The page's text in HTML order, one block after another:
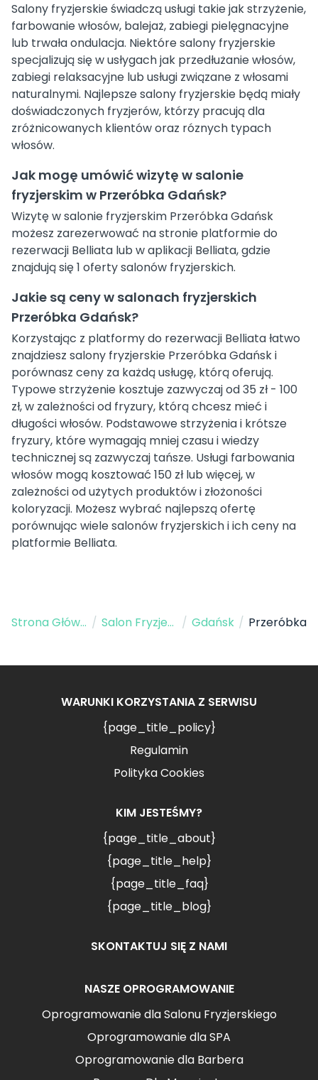
Salony fryzjerskie świadczą usługi takie jak strzyżenie,
farbowanie włosów, balejaż, zabiegi pielęgnacyjne
lub trwała ondulacja. Niektóre salony fryzjerskie
specjalizują się w usłygach jak przedłużanie włosów,
zabiegi relaksacyjne lub usługi związane z włosami
naturalnymi. Najlepsze salony fryzjerskie będą miały
doświadczonych fryzjerów, którzy pracują dla
zróżnicowanych klientów oraz róznych typach
włosów.
Jak mogę umówić wizytę w salonie
fryzjerskim w Przeróbka Gdańsk?
Wizytę w salonie fryzjerskim Przeróbka Gdańsk
możesz zarezerwować na stronie platformie do
rezerwacji Belliata lub w aplikacji Belliata, gdzie
znajdują się 1 oferty salonów fryzjerskich.
Jakie są ceny w salonach fryzjerskich
Przeróbka Gdańsk?
Korzystając z platformy do rezerwacji Belliata łatwo
znajdziesz salony fryzjerskie Przeróbka Gdańsk i
porównasz ceny za każdą usługę, którą oferują.
Typowe strzyżenie kosztuje zazwyczaj od 35 zł - 100
zł, w zależności od fryzury, którą chcesz mieć i
długości włosów. Podstawowe strzyżenia i krótsze
fryzury, które wymagają mniej czasu i wiedzy
technicznej są zazwyczaj tańsze. Usługi farbowania
włosów mogą kosztować 150 zł lub więcej, w
zależności od użytych produktów i złożoności
koloryzacji. Możesz wybrać najlepszą ofertę
porównując wiele salonów fryzjerskich i ich ceny na
platformie Belliata.
Strona Główna / Salon Fryzjerski / Gdańsk / Przeróbka
WARUNKI KORZYSTANIA Z SERWISU
{page_title_policy}
Regulamin
Polityka Cookies
KIM JESTEŚMY?
{page_title_about}
{page_title_help}
{page_title_faq}
{page_title_blog}
SKONTAKTUJ SIĘ Z NAMI
NASZE OPROGRAMOWANIE
Oprogramowanie dla Salonu Fryzjerskiego
Oprogramowanie dla SPA
Oprogramowanie dla Barbera